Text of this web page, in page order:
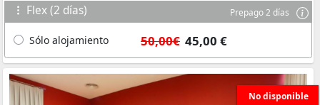
Flex (2 días) Prepago 2 días
Sólo alojamiento 50,00€ 45,00 €
No disponible